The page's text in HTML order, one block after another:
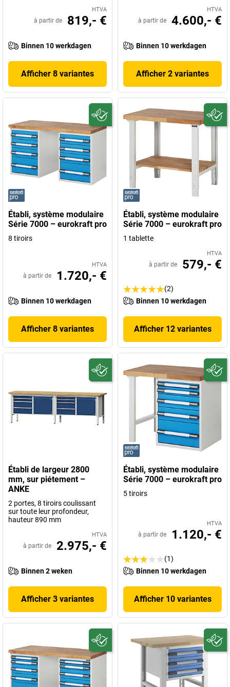
HTVA
à partir de 819,- €
Binnen 10 werkdagen
Afficher 8 variantes
HTVA
à partir de 4.600,- €
Binnen 10 werkdagen
Afficher 2 variantes
Établi, système modulaire
Série 7000 – eurokraft pro
8 tiroirs
HTVA
à partir de 1.720,- €
Binnen 10 werkdagen
Afficher 8 variantes
Établi, système modulaire
Série 7000 – eurokraft pro
1 tablette
HTVA
à partir de 579,- €
(2)
Binnen 10 werkdagen
Afficher 12 variantes
Établi de largeur 2800
mm, sur piétement –
ANKE
2 portes, 8 tiroirs coulissant
sur toute leur profondeur,
hauteur 890 mm
HTVA
à partir de 2.975,- €
Binnen 2 weken
Afficher 3 variantes
Établi, système modulaire
Série 7000 – eurokraft pro
5 tiroirs
HTVA
à partir de 1.120,- €
(1)
Binnen 10 werkdagen
Afficher 10 variantes